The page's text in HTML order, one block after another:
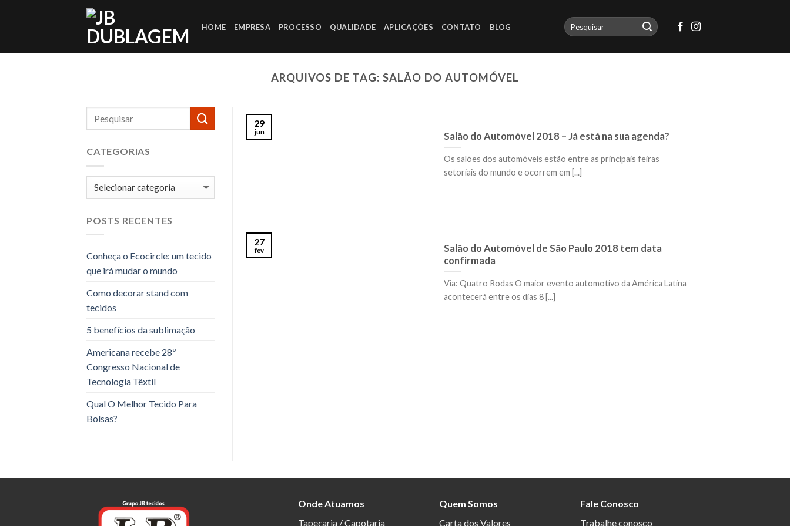
HOME EMPRESA PROCESSO QUALIDADE APLICAÇÕES CONTATO BLOG
ARQUIVOS DE TAG:SALÃO DO AUTOMÓVEL
CATEGORIAS
Categorias
POSTS RECENTES
Conheça o Ecocircle: um tecido
que irá mudar o mundo
Como decorar stand com
tecidos
5 benefícios da sublimação
Americana recebe 28º
Congresso Nacional de
Tecnologia Têxtil
Qual O Melhor Tecido Para
Bolsas?
Salão do Automóvel 2018 – Já está na sua agenda?
Os salões dos automóveis estão entre as principais feiras
setoriais do mundo e ocorrem em [...]
29
jun
Salão do Automóvel de São Paulo 2018 tem data
confirmada
Via: Quatro Rodas O maior evento automotivo da América Latina
acontecerá entre os dias 8 [...]
27
fev
Onde Atuamos
Tapeçaria / Capotaria
Quem Somos
Carta dos Valores
Fale Conosco
Trabalhe conosco